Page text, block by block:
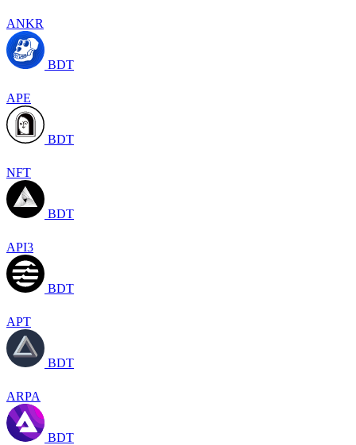
ANKR
BDT
APE
BDT
NFT
BDT
API3
BDT
APT
BDT
ARPA
BDT